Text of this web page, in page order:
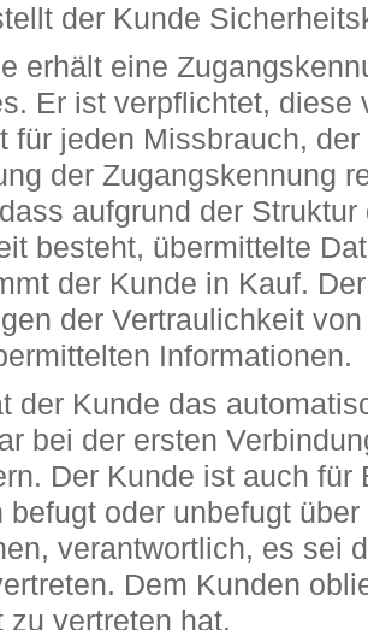
der Kunde
erhält eine
Er ist verpflichtet, diese
für jeden Missbrauch,
der Zugangskennung
aufgrund der
besteht, übermittelte
der Kunde in Kauf.
der Vertraulichkeit
Informationen.
der Kunde das
bei der ersten
Der Kunde ist auch für
befugt oder unbefugt
verantwortlich, es sei
Dem Kunden
zu vertreten hat.